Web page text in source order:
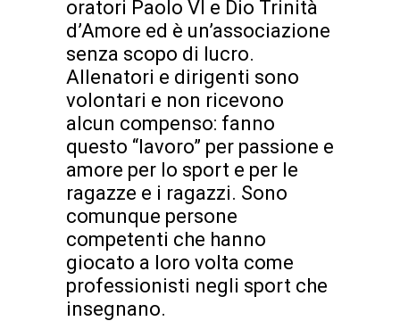
oratori Paolo VI e Dio Trinità
d’Amore ed è un’associazione
senza scopo di lucro.
Allenatori e dirigenti sono
volontari e non ricevono
alcun compenso: fanno
questo “lavoro” per passione e
amore per lo sport e per le
ragazze e i ragazzi. Sono
comunque persone
competenti che hanno
giocato a loro volta come
professionisti negli sport che
insegnano.